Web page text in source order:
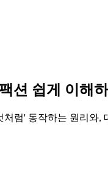
션 쉽게 이해하
럼' 동작하는 원리